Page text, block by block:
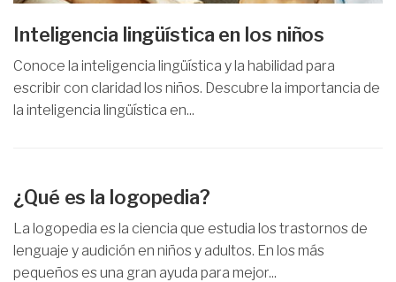
Inteligencia lingüística en los niños
Conoce la inteligencia lingüística y la habilidad para
escribir con claridad los niños. Descubre la importancia de
la inteligencia lingüística en...
¿Qué es la logopedia?
La logopedia es la ciencia que estudia los trastornos de
lenguaje y audición en niños y adultos. En los más
pequeños es una gran ayuda para mejor...